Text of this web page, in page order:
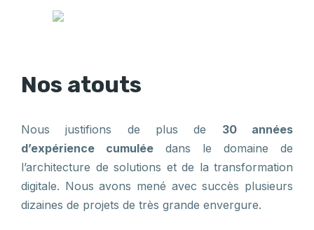
Nos atouts
Nous justifions de plus de 30 années
d’expérience cumulée dans le domaine de
l’architecture de solutions et de la transformation
digitale. Nous avons mené avec succès plusieurs
dizaines de projets de très grande envergure.